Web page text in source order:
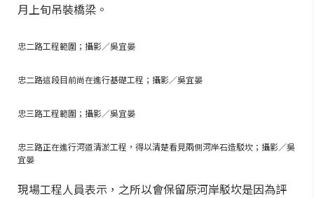
月上旬吊裝橋梁。
忠二路工程範圍；攝影／吳宜晏
忠二路這段目前尚在進行基礎工程；攝影／吳宜晏
忠三路工程範圍；攝影／吳宜晏
忠三路正在進行河道清淤工程，得以清楚看見兩側河岸石造駁坎；攝影／吳
宜晏
現場工程人員表示，之所以會保留原河岸駁坎是因為評